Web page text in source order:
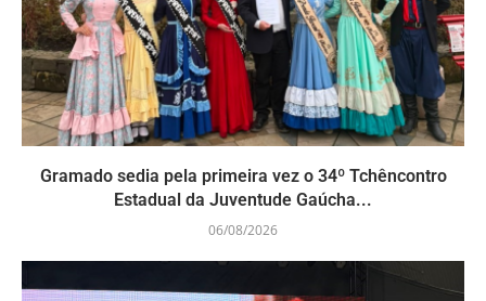
Gramado sedia pela primeira vez o 34º Tchêncontro
Estadual da Juventude Gaúcha...
06/08/2026